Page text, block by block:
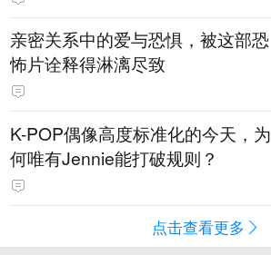
亲密关系中的爱与恐惧，被这部恐
怖片诠释得淋漓尽致
K-POP偶像高度标准化的今天，为
何唯有Jennie能打破规则？
点击查看更多